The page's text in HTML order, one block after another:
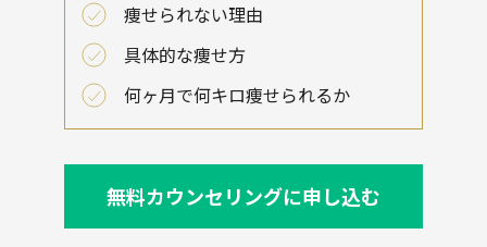
痩せられない理由
具体的な痩せ方
何ヶ月で何キロ痩せられるか
無料カウンセリングに申し込む